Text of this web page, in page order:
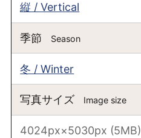
縦 / Vertical
季節 Season
冬 / Winter
写真サイズ Image size
4024px×5030px (5MB)